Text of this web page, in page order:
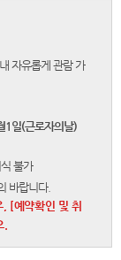
자유롭게 관람 가
1일(근로자의날)
불가
바랍니다.
[예약확인 및 취